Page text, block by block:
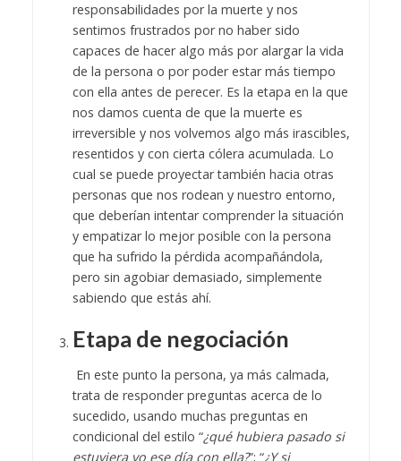
responsabilidades por la muerte y nos
sentimos frustrados por no haber sido
capaces de hacer algo más por alargar la vida
de la persona o por poder estar más tiempo
con ella antes de perecer. Es la etapa en la que
nos damos cuenta de que la muerte es
irreversible y nos volvemos algo más irascibles,
resentidos y con cierta cólera acumulada. Lo
cual se puede proyectar también hacia otras
personas que nos rodean y nuestro entorno,
que deberían intentar comprender la situación
y empatizar lo mejor posible con la persona
que ha sufrido la pérdida acompañándola,
pero sin agobiar demasiado, simplemente
sabiendo que estás ahí.
Etapa de negociación
En este punto la persona, ya más calmada,
trata de responder preguntas acerca de lo
sucedido, usando muchas preguntas en
condicional del estilo “¿qué hubiera pasado si
estuviera yo ese día con ella?”; “¿Y si